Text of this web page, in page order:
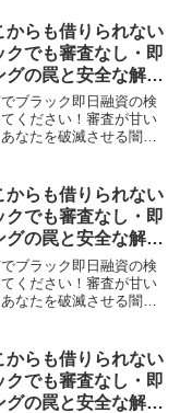
で違法業者を避け、借
した方々の実体験と確
公開。
からも借りられない
クでも審査なし・即
グの罠と安全な解決
でブラック即日融資の検
ください！審査が甘い
なたを破滅させる闇金
け、借金地獄から抜け
験と確実な解決策を完
からも借りられない
クでも審査なし・即
グの罠と安全な解決
でブラック即日融資の検
ください！審査が甘い
なたを破滅させる闇金
け、借金地獄から抜け
験と確実な解決策を完
からも借りられない
クでも審査なし・即
グの罠と安全な解決